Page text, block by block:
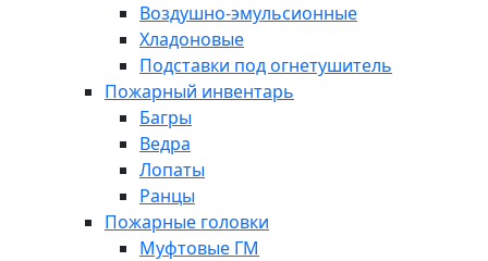
Воздушно-эмульсионные
Хладоновые
Подставки под огнетушитель
Пожарный инвентарь
Багры
Ведра
Лопаты
Ранцы
Пожарные головки
Муфтовые ГМ